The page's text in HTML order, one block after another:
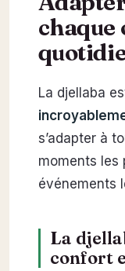
chaque
La djellaba
s’adapter à
moments les
événements
La
confort